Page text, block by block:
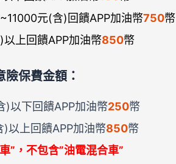
元(含)回饋APP加油幣750幣
上回饋APP加油幣850幣
險保費金額：
以下回饋APP加油幣250幣
以上回饋APP加油幣850幣
”，不包含”油電混合車”